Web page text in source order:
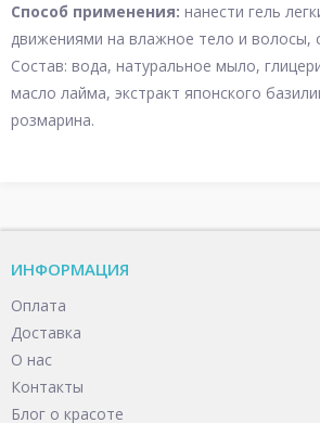
Способ применения: нанести гель
движениями на влажное тело и волосы,
Состав: вода, натуральное мыло,
масло лайма, экстракт японского
розмарина.
ИНФОРМАЦИЯ
Оплата
Доставка
О нас
Контакты
Блог о красоте